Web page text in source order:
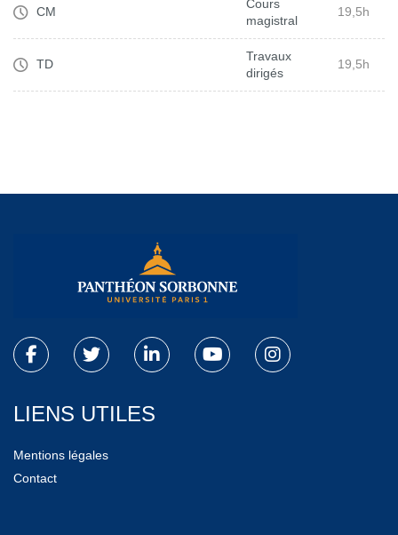
CM
Cours
magistral
19,5h
TD
Travaux
dirigés
19,5h
LIENS UTILES
Mentions légales
Contact